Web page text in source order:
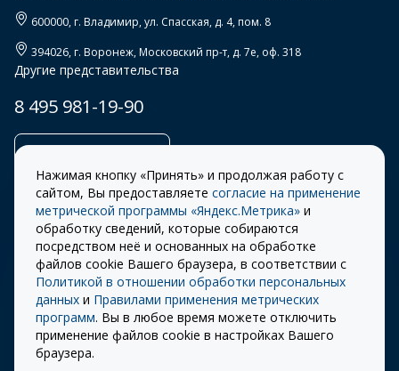
600000, г. Владимир,ул. Спасская, д. 4, пом. 8
394026, г. Воронеж,Московский пр-т, д. 7е, оф. 318
Другие представительства
8 495 981-19-90
© 2026 «СТОУН-XXI»
Разработка сайта –
ITECH
Правила
использования cookie
Правила пользования
сайтом
Политика
конфиденциальности
Нажимая кнопку «Принять» и продолжая работу с
сайтом, Вы предоставляете согласие на применение
метрической программы «Яндекс.Метрика» и
обработку сведений, которые собираются
посредством неё и основанных на обработке
файлов cookie Вашего браузера, в соответствии с
Политикой в отношении обработки персональных
данных и Правилами применения метрических
программ. Вы в любое время можете отключить
применение файлов cookie в настройках Вашего
браузера.